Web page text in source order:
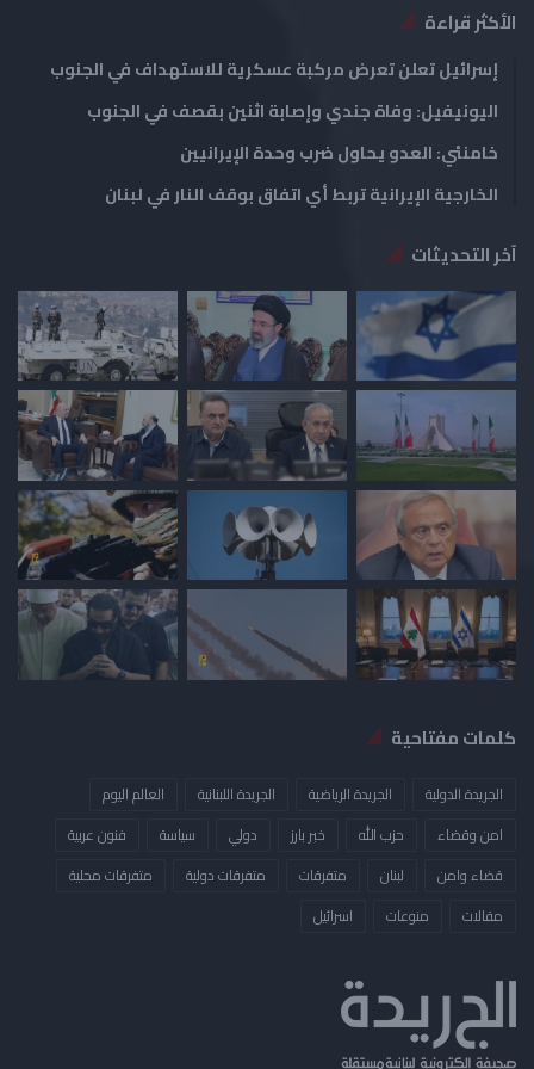
الأكثر قراءة
إسرائيل تعلن تعرض مركبة عسكرية للاستهداف في الجنوب
اليونيفيل: وفاة جندي وإصابة اثنين بقصف في الجنوب
خامنئي: العدو يحاول ضرب وحدة الإيرانيين
الخارجية الإيرانية تربط أي اتفاق بوقف النار في لبنان
آخر التحديثات
كلمات مفتاحية
الجريدة الدولية الجريدة الرياضية الجريدة اللبنانية
العالم اليوم
امن وقضاء
حزب الله خبر بارز دولي سياسة
فنون عربية
قضاء وامن
لبنان متفرقات متفرقات دولية
متفرقات محلية
مقالات
منوعات ​اسرائيل